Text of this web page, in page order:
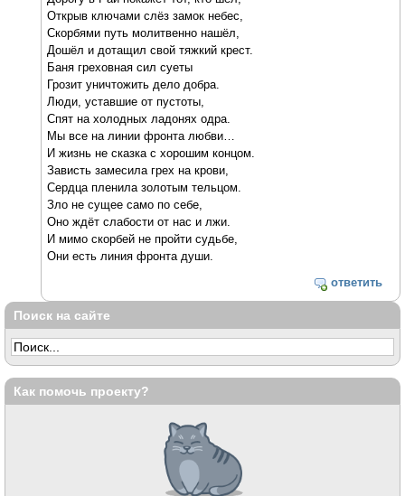
Открыв ключами слёз замок небес,
Скорбями путь молитвенно нашёл,
Дошёл и дотащил свой тяжкий крест.
Баня греховная сил суеты
Грозит уничтожить дело добра.
Люди, уставшие от пустоты,
Спят на холодных ладонях одра.
Мы все на линии фронта любви…
И жизнь не сказка с хорошим концом.
Зависть замесила грех на крови,
Сердца пленила золотым тельцом.
Зло не сущее само по себе,
Оно ждёт слабости от нас и лжи.
И мимо скорбей не пройти судьбе,
Они есть линия фронта души.
ответить
Поиск на сайте
Как помочь проекту?